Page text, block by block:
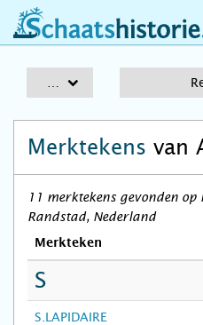
schaatshistorie.nl
Merktekens van
11 merktekens gevonden op
Randstad, Nederland
Merkteken
S
S.LAPIDAIRE